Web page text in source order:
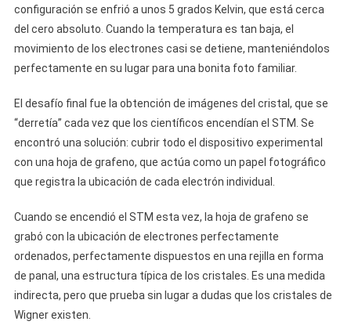
configuración se enfrió a unos 5 grados Kelvin, que está cerca
del cero absoluto. Cuando la temperatura es tan baja, el
movimiento de los electrones casi se detiene, manteniéndolos
perfectamente en su lugar para una bonita foto familiar.
El desafío final fue la obtención de imágenes del cristal, que se
“derretía” cada vez que los científicos encendían el STM. Se
encontró una solución: cubrir todo el dispositivo experimental
con una hoja de grafeno, que actúa como un papel fotográfico
que registra la ubicación de cada electrón individual.
Cuando se encendió el STM esta vez, la hoja de grafeno se
grabó con la ubicación de electrones perfectamente
ordenados, perfectamente dispuestos en una rejilla en forma
de panal, una estructura típica de los cristales. Es una medida
indirecta, pero que prueba sin lugar a dudas que los cristales de
Wigner existen.